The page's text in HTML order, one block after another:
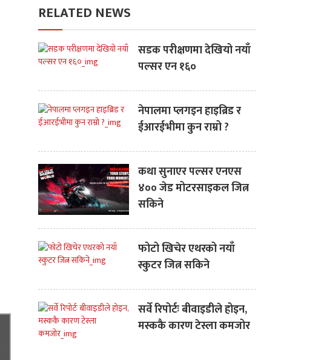
RELATED NEWS
सडक परीक्षणमा देखियो नयाँ
पल्सर एन १६०
नेपालमा प्लगइन हाइब्रिड र
ईआरईभीमा कुन राम्रो ?
कथा सुनाएर पल्सर एनएस
४०० जेड मोटरसाइकल जित्न
सकिने
फोटो खिचेर एथरको नयाँ
स्कुटर जित्न सकिने
सर्वे रिपोर्टः बीवाइडीले होइन,
मस्ककै कारण टेस्ला कमजोर